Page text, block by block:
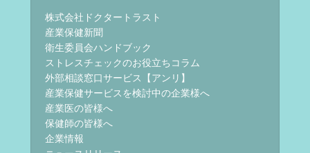
株式会社ドクタートラスト
産業保健新聞
衛生委員会ハンドブック
ストレスチェックのお役立ちコラム
外部相談窓口サービス【アンリ】
産業保健サービスを検討中の企業様へ
産業医の皆様へ
保健師の皆様へ
企業情報